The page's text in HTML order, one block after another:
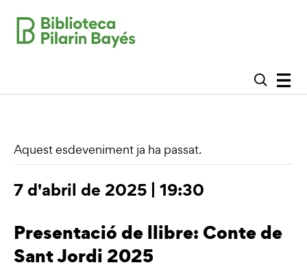
Aquest esdeveniment ja ha passat.
7 d'abril de 2025 | 19:30
Presentació de llibre: Conte de
Sant Jordi 2025